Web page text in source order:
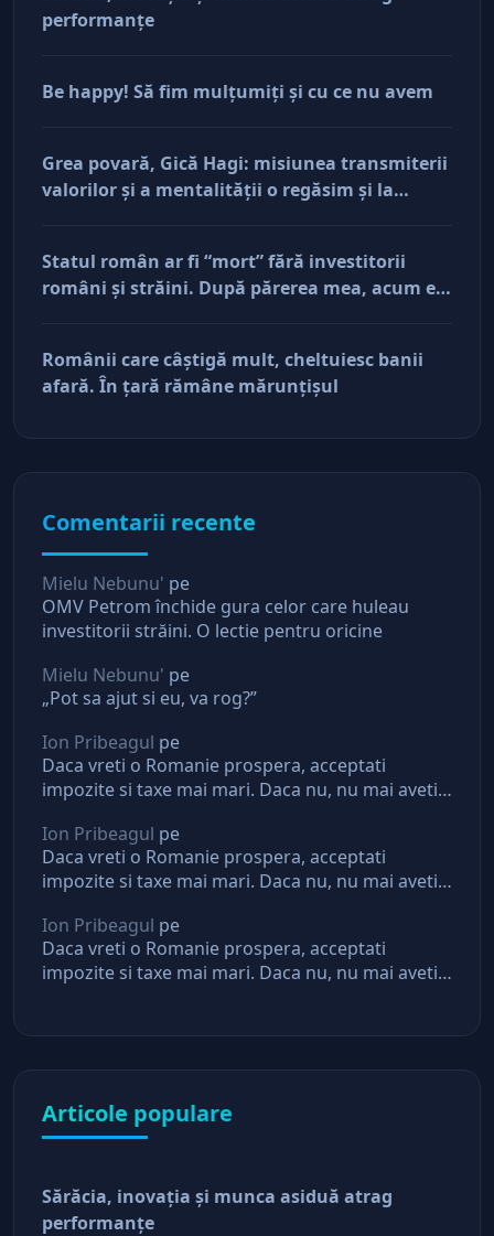
performanţe
Be happy! Să fim mulţumiţi şi cu ce nu avem
Grea povară, Gică Hagi: misiunea transmiterii
valorilor şi a mentalităţii o regăsim şi la
Statul român ar fi “mort” fără investitorii
români şi străini. După părerea mea, acum e
Românii care câştigă mult, cheltuiesc banii
afară. În ţară rămâne mărunţişul
Comentarii recente
Mielu Nebunu' pe
OMV Petrom închide gura celor care huleau
investitorii străini. O lectie pentru oricine
Mielu Nebunu' pe
„Pot sa ajut si eu, va rog?”
Ion Pribeagul pe
Daca vreti o Romanie prospera, acceptati
impozite si taxe mai mari. Daca nu, nu mai aveti
Ion Pribeagul pe
Daca vreti o Romanie prospera, acceptati
impozite si taxe mai mari. Daca nu, nu mai aveti
Ion Pribeagul pe
Daca vreti o Romanie prospera, acceptati
impozite si taxe mai mari. Daca nu, nu mai aveti
Articole populare
Sărăcia, inovaţia şi munca asiduă atrag
performanţe